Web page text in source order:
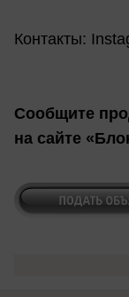
Контакты:
Сообщите
на сайте